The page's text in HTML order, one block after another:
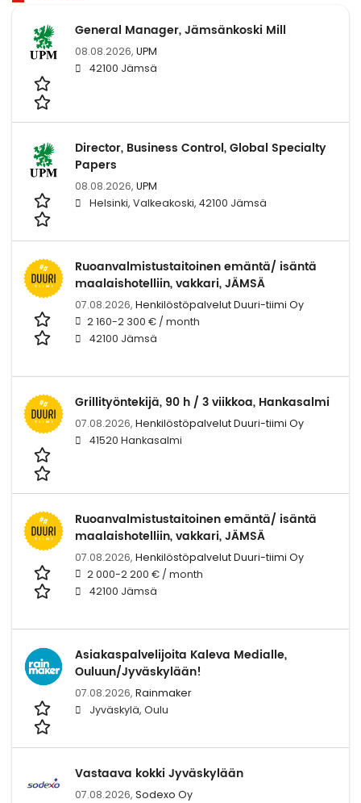
General Manager, Jämsänkoski Mill
08.08.2026, UPM
42100 Jämsä
Director, Business Control, Global Specialty
Papers
08.08.2026, UPM
Helsinki, Valkeakoski, 42100 Jämsä
Ruoanvalmistustaitoinen emäntä/ isäntä
maalaishotelliin, vakkari, JÄMSÄ
07.08.2026, Henkilöstöpalvelut Duuri-tiimi Oy
2 160-2 300 € / month
42100 Jämsä
Grillityöntekijä, 90 h / 3 viikkoa, Hankasalmi
07.08.2026, Henkilöstöpalvelut Duuri-tiimi Oy
41520 Hankasalmi
Ruoanvalmistustaitoinen emäntä/ isäntä
maalaishotelliin, vakkari, JÄMSÄ
07.08.2026, Henkilöstöpalvelut Duuri-tiimi Oy
2 000-2 200 € / month
42100 Jämsä
Asiakaspalvelijoita Kaleva Medialle,
Ouluun/Jyväskylään!
07.08.2026, Rainmaker
Jyväskylä, Oulu
Vastaava kokki Jyväskylään
07.08.2026, Sodexo Oy